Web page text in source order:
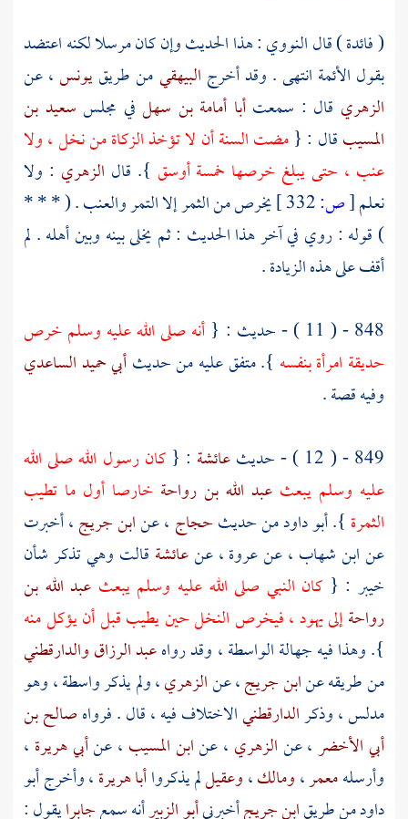
( فائدة ) قالالنووي: هذا الحديث وإن كان مرسلا لكنه اعتضد
بقول الأئمة انتهى . وقد أخرج البيهقيمن طريقيونس، عن
الزهري قال : سمعتأبا أمامة بن سهل في مجلس سعيد بن
المسيبقال : {مضت السنة أن لا تؤخذ الزكاة من نخل ، ولا
عنب ، حتى يبلغ خرصها خمسة أوسق }. قال الزهري : ولا
نعلم[ص:
يخرص من الثمر إلا التمر والعنب . ( * * *
) قوله : روي في آخر هذا الحديث : ثم يخلى بينه وبين أهله . لم
أقف على هذه الزيادة .
848 - ( 11 ) - حديث : {
أنه صلى الله عليه وسلم خرص
حديقة امرأة بنفسه }. متفق عليه من حديثأبي حميد الساعدي
وفيه قصة .
849 - ( 12 ) - حديث
عائشة : {كان رسول الله صلى الله
عليه وسلم يبعثعبد الله بن رواحة خارصا أول ما تطيب
الثمرة }.أبو داودمن حديثحجاج ، عنابن جريج، أخبرت
عنابن شهاب ، عنعروة، عنعائشة قالت وهي تذكر شأن
خيبر : { كان النبي صلى الله عليه وسلم يبعث عبد الله بن
رواحةإلى يهود ، فيخرص النخل حين يطيب قبل أن يؤكل منه
}. وهذا فيه جهالة الواسطة ، وقد رواهعبد الرزاقوالدارقطني
من طريقه عنابن جريج، عنالزهري، ولم يذكر واسطة ، وهو
مدلس ، وذكرالدارقطنيالاختلاف فيه ، قال . فرواهصالح بن
أبي الأخضر، عنالزهري ، عنابن المسيب ، عنأبي هريرة ،
وأرسلهمعمر،ومالك،وعقيللم يذكرواأبا هريرة، وأخرجأبو
داودمن طريقابن جريجأخبرنيأبو الزبيرأنه سمعجابرايقول :